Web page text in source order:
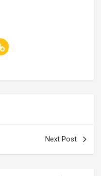
Next Post